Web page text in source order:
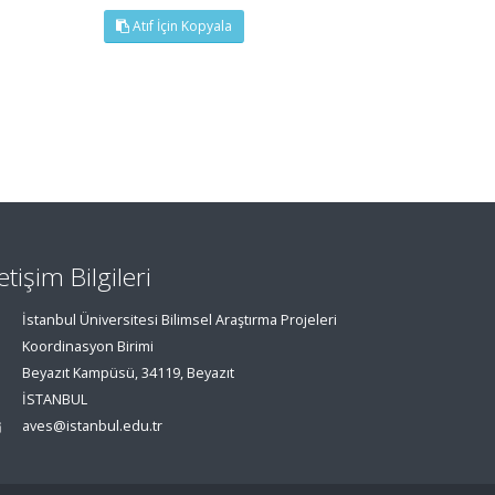
Atıf İçin Kopyala
Bilgileri
İstanbul Üniversitesi Bilimsel Araştırma Projeleri
Koordinasyon Birimi
Beyazıt Kampüsü, 34119, Beyazıt
İSTANBUL
aves@istanbul.edu.tr